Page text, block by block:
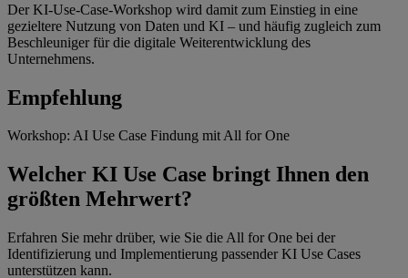
Der KI-Use-Case-Workshop wird damit zum Einstieg in eine
gezieltere Nutzung von Daten und KI – und häufig zugleich zum
Beschleuniger für die digitale Weiterentwicklung des
Unternehmens.
Empfehlung
Workshop: AI Use Case Findung mit All for One
Welcher KI Use Case bringt Ihnen den
größten Mehrwert?
Erfahren Sie mehr drüber, wie Sie die All for One bei der
Identifizierung und Implementierung passender KI Use Cases
unterstützen kann.